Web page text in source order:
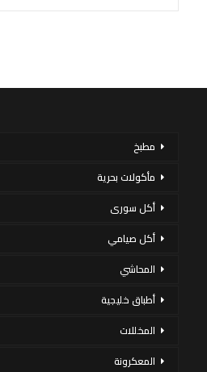
مطبخ
مأكولات بحرية
أكل سورى
أكل صيامي
المحاشي
أطباق خليجية
المخللات
المعكرونة